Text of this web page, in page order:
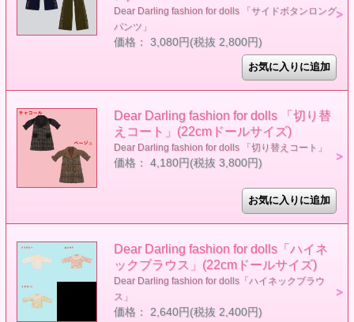
Dear Darling fashion for dolls 「サイドボタンロング
パンツ」
価格： 3,080円(税抜 2,800円)
Dear Darling fashion for dolls 「切り替
えコート」(22cmドールサイズ)
Dear Darling fashion for dolls 「切り替えコート」
価格： 4,180円(税抜 3,800円)
Dear Darling fashion for dolls「ハイネ
ックブラウス」(22cmドールサイズ)
Dear Darling fashion for dolls「ハイネックブラウ
ス」
価格： 2,640円(税抜 2,400円)